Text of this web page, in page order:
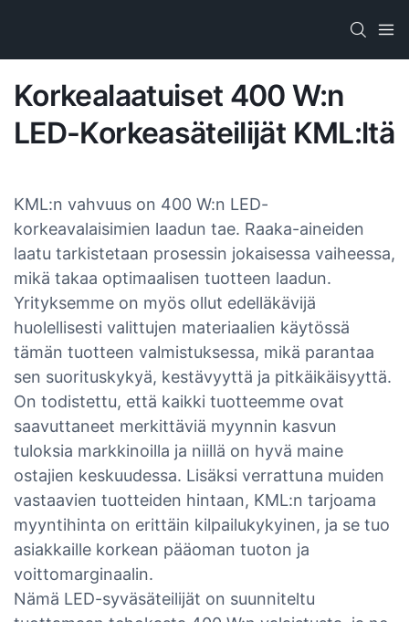
Korkealaatuiset 400 W:n
LED-Korkeasäteilijät KML:ltä
KML:n vahvuus on 400 W:n LED-
korkeavalaisimien laadun tae. Raaka-aineiden
laatu tarkistetaan prosessin jokaisessa vaiheessa,
mikä takaa optimaalisen tuotteen laadun.
Yrityksemme on myös ollut edelläkävijä
huolellisesti valittujen materiaalien käytössä
tämän tuotteen valmistuksessa, mikä parantaa
sen suorituskykyä, kestävyyttä ja pitkäikäisyyttä.
On todistettu, että kaikki tuotteemme ovat
saavuttaneet merkittäviä myynnin kasvun
tuloksia markkinoilla ja niillä on hyvä maine
ostajien keskuudessa. Lisäksi verrattuna muiden
vastaavien tuotteiden hintaan, KML:n tarjoama
myyntihinta on erittäin kilpailukykyinen, ja se tuo
asiakkaille korkean pääoman tuoton ja
voittomarginaalin.
Nämä LED-syväsäteilijät on suunniteltu